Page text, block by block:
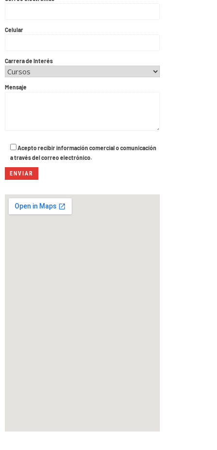
Celular
Carrera de Interés
Mensaje
Acepto recibir información comercial o comunicación
a través del correo electrónico.